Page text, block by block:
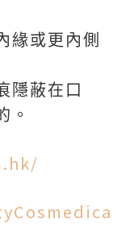
緣或更內側
隱蔽在口
。